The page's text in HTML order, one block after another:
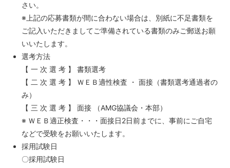
さい。
※上記の応募書類が間に合わない場合は、別紙に不足書類を
ご記入いただきましてご準備されている書類のみご郵送お願
いいたします。
選考方法
【 一 次 選 考 】 書類選考
【 二 次 選 考 】 ＷＥＢ適性検査 ・ 面接（書類選考通過者の
み）
【 三 次 選 考 】 面接 （AMG協議会・本部）
※ ＷＥＢ適正検査・・・面接日2日前までに、事前にご自宅
などで受験をお願いいたします。
採用試験日
〇採用試験日